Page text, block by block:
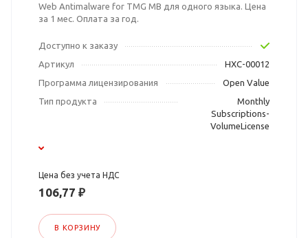
Web Antimalware for TMG MB для одного языка. Цена
за 1 мес. Оплата за год.
Доступно к заказу
Артикул
HXC-00012
Программа лицензирования
Open Value
Тип продукта
Monthly
Subscriptions-
VolumeLicense
Цена без учета НДС
106,77 ₽
В КОРЗИНУ